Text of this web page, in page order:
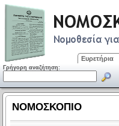
Ευρετήρια
Γρήγορη αναζήτηση: